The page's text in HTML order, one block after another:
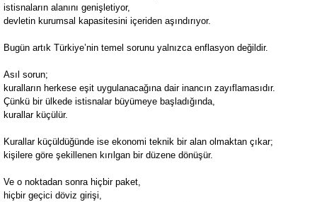
istisnaların alanını genişletiyor,
devletin kurumsal kapasitesini içeriden aşındırıyor.
Bugün artık Türkiye’nin temel sorunu yalnızca enflasyon değildir.
Asıl sorun;
kuralların herkese eşit uygulanacağına dair inancın zayıflamasıdır.
Çünkü bir ülkede istisnalar büyümeye başladığında,
kurallar küçülür.
Kurallar küçüldüğünde ise ekonomi teknik bir alan olmaktan çıkar;
kişilere göre şekillenen kırılgan bir düzene dönüşür.
Ve o noktadan sonra hiçbir paket,
hiçbir geçici döviz girişi,